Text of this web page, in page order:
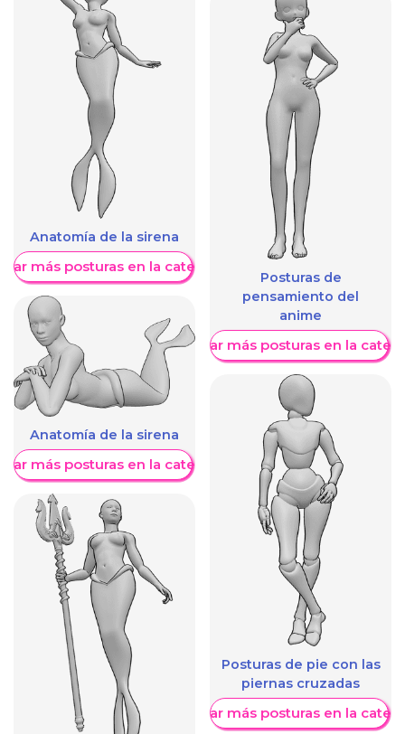
Anatomía de la sirena
más posturas en la categoría
Anatomía de la sirena
más posturas en la categoría
Posturas de
pensamiento del
anime
Mostrar más posturas en la
Posturas de pie con las
piernas cruzadas
Mostrar más posturas en la